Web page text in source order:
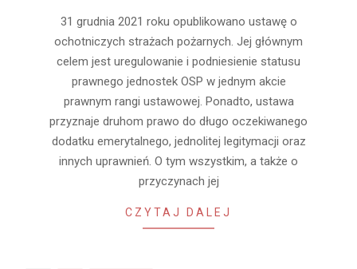
03-
08
31 grudnia 2021 roku opublikowano ustawę o
ochotniczych strażach pożarnych. Jej głównym
celem jest uregulowanie i podniesienie statusu
prawnego jednostek OSP w jednym akcie
prawnym rangi ustawowej. Ponadto, ustawa
przyznaje druhom prawo do długo oczekiwanego
dodatku emerytalnego, jednolitej legitymacji oraz
innych uprawnień. O tym wszystkim, a także o
przyczynach jej
CZYTAJ DALEJ